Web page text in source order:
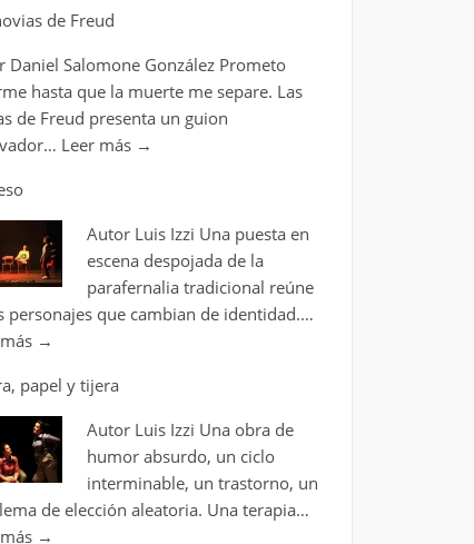
de Freud
Daniel Salomone González Prometo
hasta que la muerte me separe. Las
de Freud presenta un guion
Leer más →
Autor Luis Izzi Una puesta en
escena despojada de la
parafernalia tradicional reúne
personajes que cambian de identidad.…
→
papel y tijera
Autor Luis Izzi Una obra de
humor absurdo, un ciclo
interminable, un trastorno, un
de elección aleatoria. Una terapia…
→